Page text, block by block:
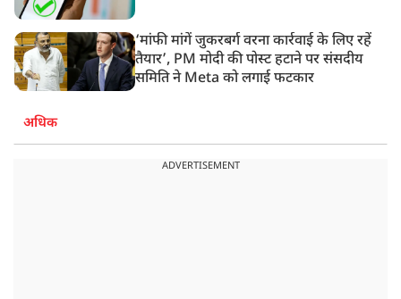
‘मांफी मांगें जुकरबर्ग वरना कार्रवाई के लिए रहें
तैयार’, PM मोदी की पोस्ट हटाने पर संसदीय
समिति ने Meta को लगाई फटकार
अधिक
ADVERTISEMENT